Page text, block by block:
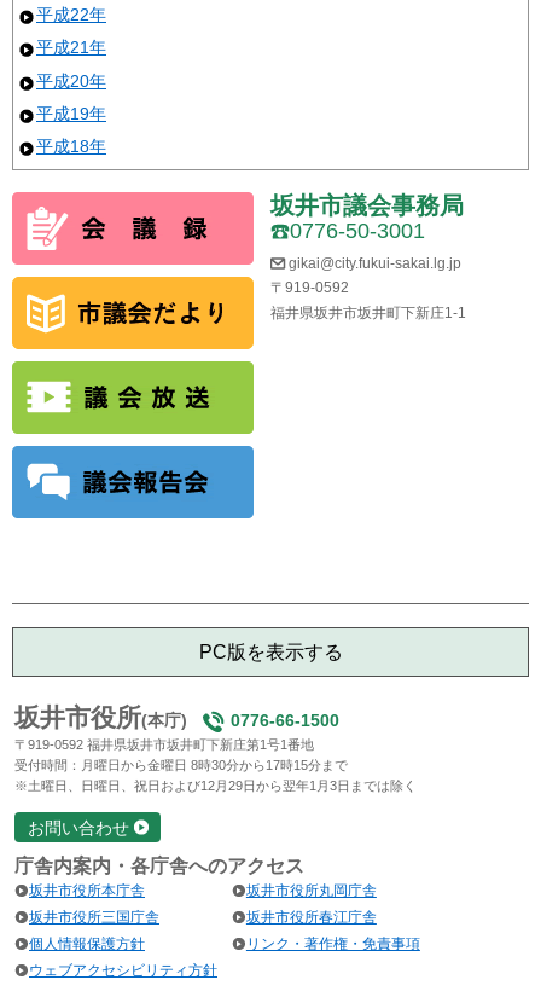
平成22年
平成21年
平成20年
平成19年
平成18年
坂井市議会事務局
0776-50-3001
gikai@city.fukui-sakai.lg.jp
〒919-0592
福井県坂井市坂井町下新庄1-1
PC版を表示する
坂井市役所(本庁) 0776-66-1500
〒919-0592 福井県坂井市坂井町下新庄第1号1番地
受付時間：月曜日から金曜日 8時30分から17時15分まで
※土曜日、日曜日、祝日および12月29日から翌年1月3日までは除く
お問い合わせ
庁舎内案内・各庁舎へのアクセス
坂井市役所本庁舎
坂井市役所丸岡庁舎
坂井市役所三国庁舎
坂井市役所春江庁舎
個人情報保護方針
リンク・著作権・免責事項
ウェブアクセシビリティ方針